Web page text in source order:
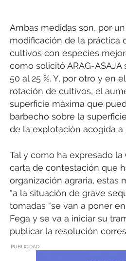
Ambas medidas son, por
modificación de la práctica
cultivos con especies
como solicitó ARAG-
50 al 25 %. Y, por otro y en
rotación de cultivos, el
superficie máxima que
barbecho sobre la
de la explotación acogida a
Tal y como ha expresado la
carta de contestación que
organización agraria, estas
“a la situación de grave
tomadas “se van a poner
Fega y se va a iniciar su
publicar la resolución
PUBLICIDAD